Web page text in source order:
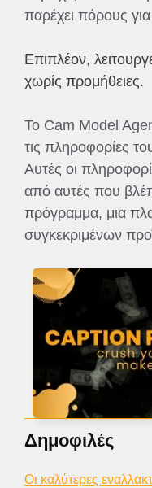
παρέχει πόρους
Επιπλέον,
χωρίς προμήθειες.
Το Cam Model
τις πληροφορίες
Αυτές οι
από αυτές που
πρόγραμμα, μια
συγκεκριμένων
Δημοφιλές
Οι καλύτερες